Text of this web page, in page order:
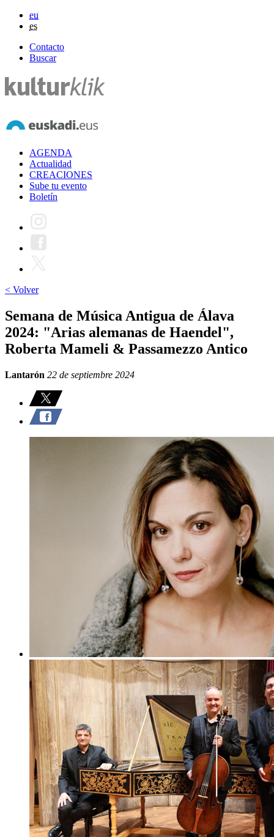
eu
es
Contacto
Buscar
AGENDA
Actualidad
CREACIONES
Sube tu evento
Boletín
< Volver
Semana de Música Antigua de Álava
2024: "Arias alemanas de Haendel",
Roberta Mameli & Passamezzo Antico
Lantarón 22 de septiembre 2024